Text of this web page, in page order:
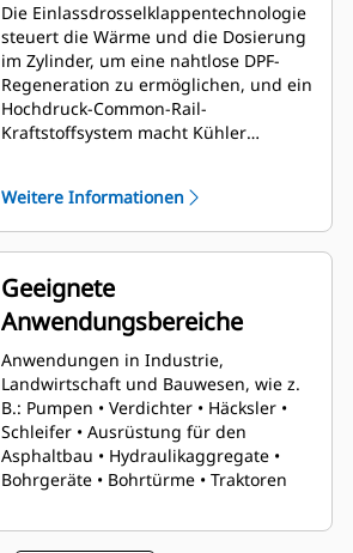
Die Einlassdrosselklappentechnologie
steuert die Wärme und die Dosierung
im Zylinder, um eine nahtlose DPF-
Regeneration zu ermöglichen, und ein
Hochdruck-Common-Rail-
Kraftstoffsystem macht Kühler
18 % mehr Leistung als sein
Vorgängermotor hat – damit die
Fahrer ihre Arbeit erledigen können,
egal wann und egal was.
Weitere Informationen
Geeignete
Anwendungsbereiche
Anwendungen in Industrie,
Landwirtschaft und Bauwesen, wie z.
B.: Pumpen • Verdichter • Häcksler •
Schleifer • Ausrüstung für den
Asphaltbau • Hydraulikaggregate •
Bohrgeräte • Bohrtürme • Traktoren